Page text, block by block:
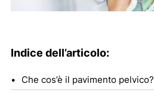
Indice dell’articolo:
Che cos’è il pavimento pelvico?